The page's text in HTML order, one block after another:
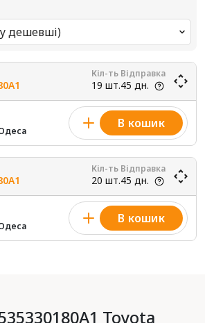
дешевші)
Кіл-ть
19 шт.
Відправка
45 дн.
В кошик
Кіл-ть
20 шт.
Відправка
45 дн.
В кошик
Toyota